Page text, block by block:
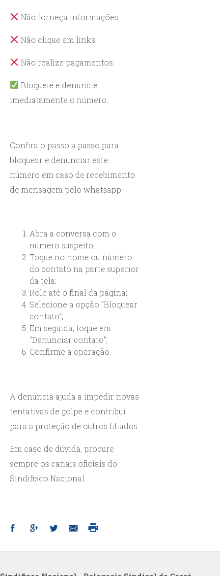
Não forneça informações.
Não clique em links.
Não realize pagamentos.
Bloqueie e denuncie
imediatamente o número.
Confira o passo a passo para
bloquear e denunciar este
número em caso de recebimento
de mensagem pelo whatsapp:
Abra a conversa com o
número suspeito;
Toque no nome ou número
do contato na parte superior
da tela;
Role até o final da página;
Selecione a opção “Bloquear
contato”;
Em seguida, toque em
“Denunciar contato”;
Confirme a operação.
A denúncia ajuda a impedir novas
tentativas de golpe e contribui
para a proteção de outros filiados.
Em caso de dúvida, procure
sempre os canais oficiais do
Sindifisco Nacional.